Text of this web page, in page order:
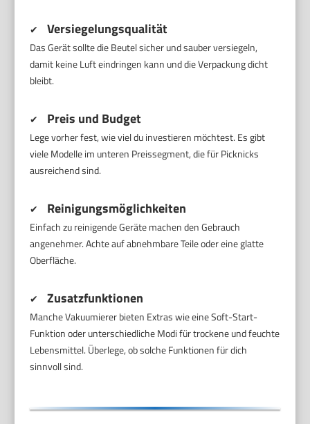
✔ Versiegelungsqualität
Das Gerät sollte die Beutel sicher und sauber versiegeln,
damit keine Luft eindringen kann und die Verpackung dicht
bleibt.
✔ Preis und Budget
Lege vorher fest, wie viel du investieren möchtest. Es gibt
viele Modelle im unteren Preissegment, die für Picknicks
ausreichend sind.
✔ Reinigungsmöglichkeiten
Einfach zu reinigende Geräte machen den Gebrauch
angenehmer. Achte auf abnehmbare Teile oder eine glatte
Oberfläche.
✔ Zusatzfunktionen
Manche Vakuumierer bieten Extras wie eine Soft-Start-
Funktion oder unterschiedliche Modi für trockene und feuchte
Lebensmittel. Überlege, ob solche Funktionen für dich
sinnvoll sind.